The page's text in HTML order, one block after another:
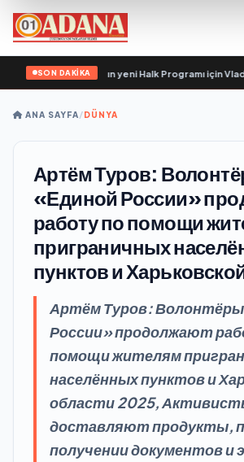
SON DAKİKA
Birleşik Rusya’nın yeni Halk Programı için
ANA SAYFA/DÜNYA
Артём Туров:
«Единой России»
работу по помощи
приграничных
пунктов и
Артём Туров:
России» продолжают
помощи жителям
населённых пунктов и
области 2025,
доставляют продукты,
получении документов и